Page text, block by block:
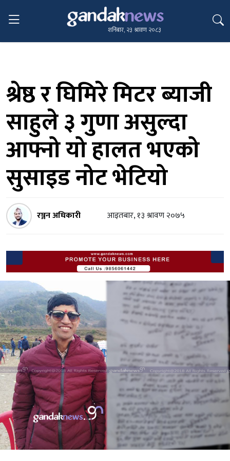
शनिबार, २३ श्रावण २०८३
श्रेष्ठ र घिमिरे मिटर ब्याजी
साहुले ३ गुणा असुल्दा
आफ्नो यो हालत भएको
सुसाइड नोट भेटियो
रञ्जन अधिकारी आइतबार, १३ श्रावण २०७५